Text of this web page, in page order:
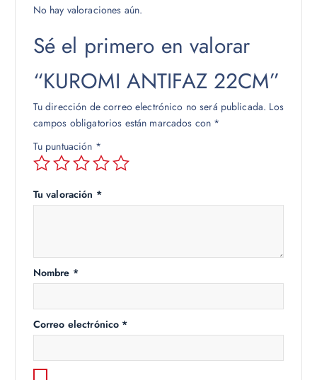
No hay valoraciones aún.
Sé el primero en valorar
“KUROMI ANTIFAZ 22CM”
Tu dirección de correo electrónico no será publicada. Los
campos obligatorios están marcados con *
Tu puntuación *
Tu valoración *
Nombre *
Correo electrónico *